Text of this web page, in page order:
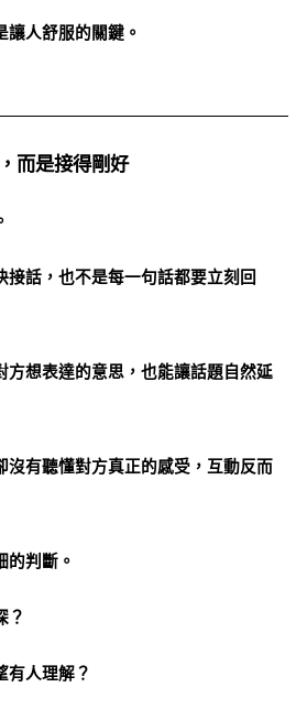
讓人舒服的關鍵。
而是接得剛好
接話，也不是每一句話都要立刻回
方想表達的意思，也能讓話題自然延
沒有聽懂對方真正的感受，互動反而
的判斷。
？
有人理解？